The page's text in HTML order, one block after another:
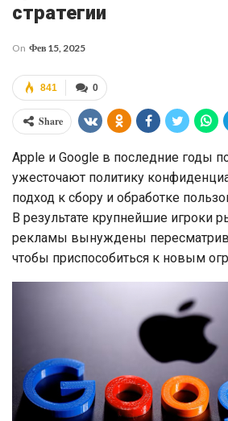
стратегии
On Фев 15, 2025
0
841
Share
Apple и Google в последние годы
ужесточают политику
подход к сбору и обработке
В результате крупнейшие игроки
рекламы вынуждены
чтобы приспособиться к новым